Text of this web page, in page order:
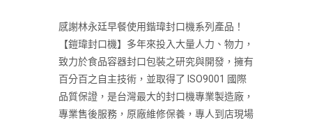
感謝林永廷早餐使用鍇瑋封口機系列產品！
【鎧瑋封口機】多年來投入大量人力、物力，
致力於食品容器封口包裝之研究與開發，擁有
百分百之自主技術，並取得了 ISO9001 國際
品質保證，是台灣最大的封口機專業製造廠，
專業售後服務，原廠維修保養，專人到店現場